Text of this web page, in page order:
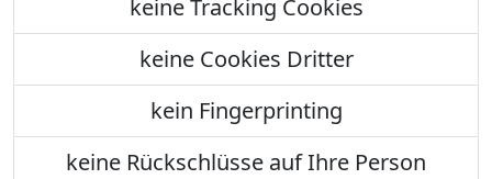
keine Tracking Cookies
keine Cookies Dritter
kein Fingerprinting
keine Rückschlüsse auf Ihre Person